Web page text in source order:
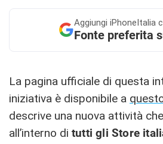
Aggiungi iPhoneItalia
Fonte preferita
La pagina ufficiale di questa
iniziativa è disponibile a
descrive una nuova attività
all’interno di tutti gli Store